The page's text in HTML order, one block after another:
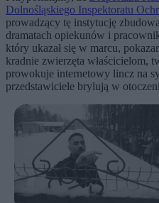
Dolnośląskiego Inspektoratu
prowadzący tę instytucję
dramatach opiekunów i
który ukazał się w marcu,
kradnie zwierzęta właścicielom,
prowokuje internetowy lincz na
przedstawiciele brylują w